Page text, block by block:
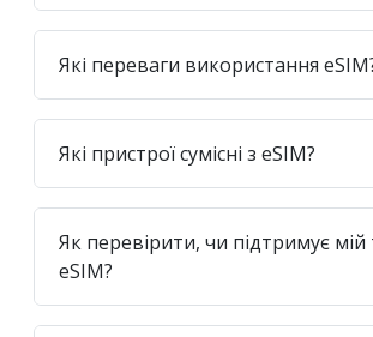
Які переваги використання
Які пристрої сумісні з eSIM?
Як перевірити, чи підтримує
eSIM?